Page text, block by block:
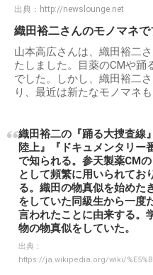
出典： http://newslounge.net
織田裕二さんのモノマネで
山本高広さんは、織田裕二
たしました。目薬のCMや踊
でした。しかし、織田裕二
り、最近は新たなモノマネ
織田裕二の『踊る大捜査線
陸上』『ドキュメンタリー
で知られる。参天製薬CM
として頻繁に用いられてお
る。織田の物真似を始めた
をしていた同級生から一度
言われたことに由来する。
物の物真似をしていた。
出典：
https://ja.wikipedia.org/wiki/